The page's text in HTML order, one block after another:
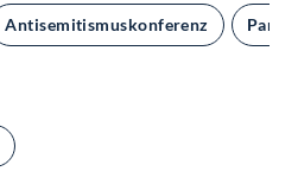
Antisemitismuskonferenz